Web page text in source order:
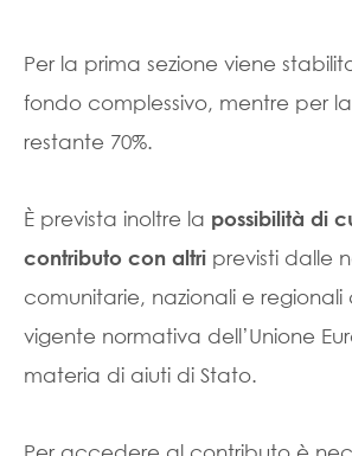
Per la prima sezione viene
fondo complessivo, mentre per
restante 70%.
È prevista inoltre la possibilità di
contributo con altri previsti dalle
comunitarie, nazionali e
vigente normativa dell’Unione
materia di aiuti di Stato.